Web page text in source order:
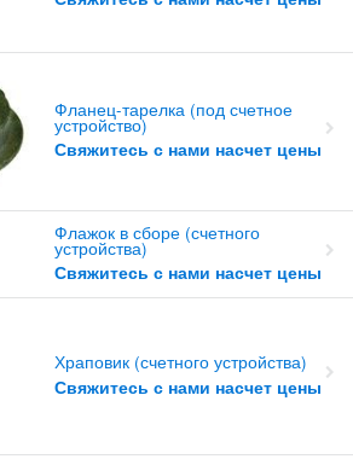
Фланец-тарелка (под счетное
устройство)
Свяжитесь с нами насчет цены
Флажок в сборе (счетного
устройства)
Свяжитесь с нами насчет цены
Храповик (счетного устройства)
Свяжитесь с нами насчет цены